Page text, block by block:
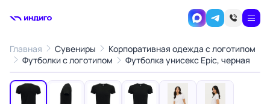
Главная Сувениры
Корпоративная одежда с логотипом
Футболки с логотипом
Футболка унисекс Epic, черная
‹ ›
1/7